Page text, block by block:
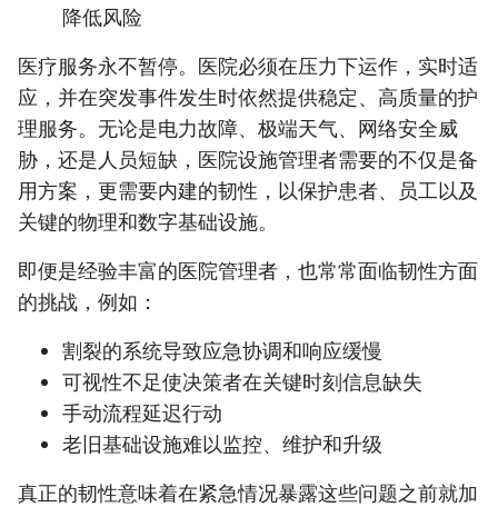
降低风险
医疗服务永不暂停。医院必须在压力下运作，实时适
应，并在突发事件发生时依然提供稳定、高质量的护
理服务。无论是电力故障、极端天气、网络安全威
胁，还是人员短缺，医院设施管理者需要的不仅是备
用方案，更需要内建的韧性，以保护患者、员工以及
关键的物理和数字基础设施。
即便是经验丰富的医院管理者，也常常面临韧性方面
的挑战，例如：
割裂的系统导致应急协调和响应缓慢
可视性不足使决策者在关键时刻信息缺失
手动流程延迟行动
老旧基础设施难以监控、维护和升级
真正的韧性意味着在紧急情况暴露这些问题之前就加